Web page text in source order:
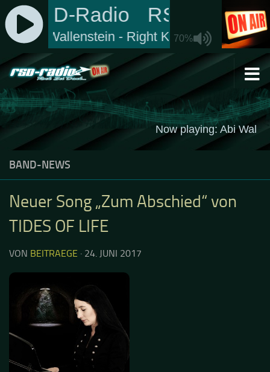
Zum Inhalt springen
BAND-NEWS
Neuer Song „Zum Abschied“ von
TIDES OF LIFE
VON BEITRAEGE · 24. JUNI 2017